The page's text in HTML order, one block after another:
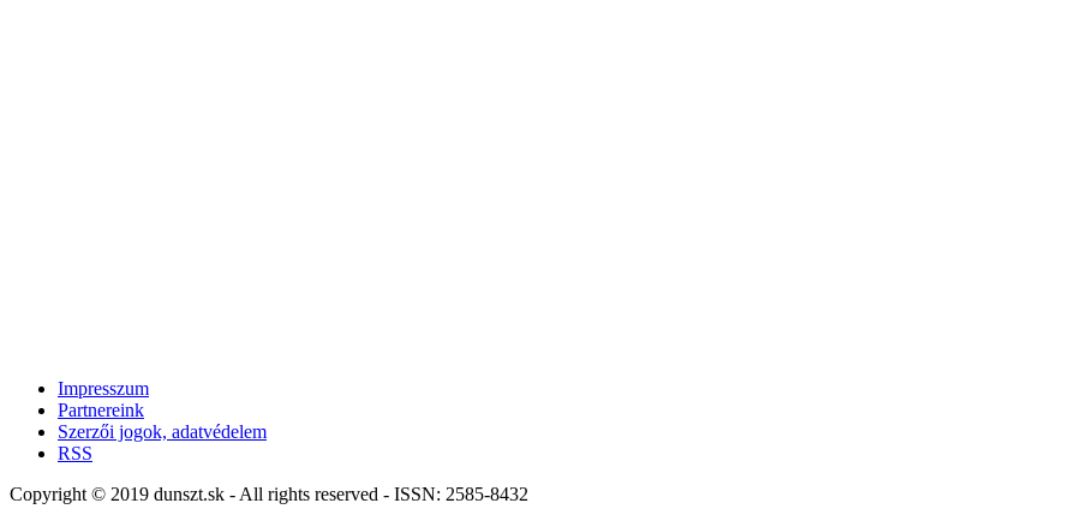
Impresszum
Partnereink
Szerzői jogok, adatvédelem
RSS
Copyright © 2019 dunszt.sk - All rights reserved - ISSN: 2585-8432